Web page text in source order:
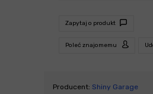
Zapytaj o produkt
Poleć znajomemu
Producent: Shiny Garage